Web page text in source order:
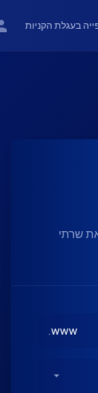
בעגלת הקניות
שרתי